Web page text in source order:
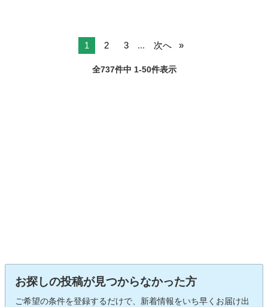
1 2 3 ... 次へ
全737件中 1-50件表示
お探しの投稿が見つからなかった方
ご希望の条件を登録するだけで、新着情報をいち早くお届け出